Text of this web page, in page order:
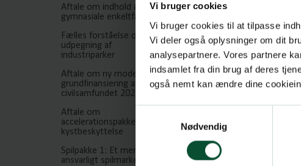
Vi bruger cookies
Vi bruger cookies til at tilpasse
Vi deler også oplysninger om dit
analysepartnere. Vores partnere
indsamlet fra din brug af deres
også nemt kan ændre dine
Nødvendig
Aftale om indhold af
gymnasiale enkeltfag
Fælles forståelse om
udpegning af
industriparker
Aftale om ny model for
grundfinansiering af
civilsamfundet 2025
Aftale om
accelerationspakke for
kystbeskyttelse
Spilpakke 1: Et mere
ansvarligt spilmarked